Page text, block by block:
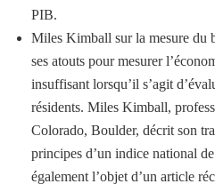
PIB.
Miles Kimball sur la mesure du
ses atouts pour mesurer
insuffisant lorsqu’il s’agit
résidents. Miles Kimball,
Colorado, Boulder, décrit son
principes d’un indice national
également l’objet d’un article